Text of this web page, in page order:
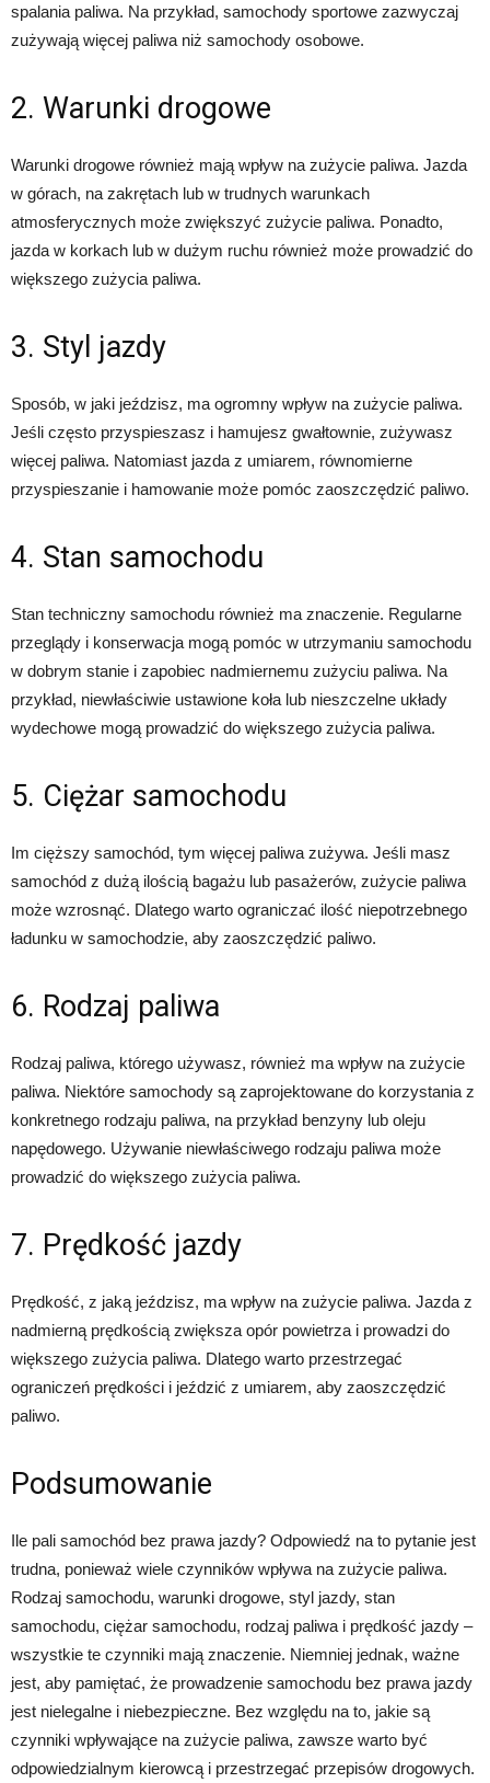
spalania paliwa. Na przykład, samochody sportowe zazwyczaj
zużywają więcej paliwa niż samochody osobowe.
2. Warunki drogowe
Warunki drogowe również mają wpływ na zużycie paliwa. Jazda
w górach, na zakrętach lub w trudnych warunkach
atmosferycznych może zwiększyć zużycie paliwa. Ponadto,
jazda w korkach lub w dużym ruchu również może prowadzić do
większego zużycia paliwa.
3. Styl jazdy
Sposób, w jaki jeździsz, ma ogromny wpływ na zużycie paliwa.
Jeśli często przyspieszasz i hamujesz gwałtownie, zużywasz
więcej paliwa. Natomiast jazda z umiarem, równomierne
przyspieszanie i hamowanie może pomóc zaoszczędzić paliwo.
4. Stan samochodu
Stan techniczny samochodu również ma znaczenie. Regularne
przeglądy i konserwacja mogą pomóc w utrzymaniu samochodu
w dobrym stanie i zapobiec nadmiernemu zużyciu paliwa. Na
przykład, niewłaściwie ustawione koła lub nieszczelne układy
wydechowe mogą prowadzić do większego zużycia paliwa.
5. Ciężar samochodu
Im cięższy samochód, tym więcej paliwa zużywa. Jeśli masz
samochód z dużą ilością bagażu lub pasażerów, zużycie paliwa
może wzrosnąć. Dlatego warto ograniczać ilość niepotrzebnego
ładunku w samochodzie, aby zaoszczędzić paliwo.
6. Rodzaj paliwa
Rodzaj paliwa, którego używasz, również ma wpływ na zużycie
paliwa. Niektóre samochody są zaprojektowane do korzystania z
konkretnego rodzaju paliwa, na przykład benzyny lub oleju
napędowego. Używanie niewłaściwego rodzaju paliwa może
prowadzić do większego zużycia paliwa.
7. Prędkość jazdy
Prędkość, z jaką jeździsz, ma wpływ na zużycie paliwa. Jazda z
nadmierną prędkością zwiększa opór powietrza i prowadzi do
większego zużycia paliwa. Dlatego warto przestrzegać
ograniczeń prędkości i jeździć z umiarem, aby zaoszczędzić
paliwo.
Podsumowanie
Ile pali samochód bez prawa jazdy? Odpowiedź na to pytanie jest
trudna, ponieważ wiele czynników wpływa na zużycie paliwa.
Rodzaj samochodu, warunki drogowe, styl jazdy, stan
samochodu, ciężar samochodu, rodzaj paliwa i prędkość jazdy –
wszystkie te czynniki mają znaczenie. Niemniej jednak, ważne
jest, aby pamiętać, że prowadzenie samochodu bez prawa jazdy
jest nielegalne i niebezpieczne. Bez względu na to, jakie są
czynniki wpływające na zużycie paliwa, zawsze warto być
odpowiedzialnym kierowcą i przestrzegać przepisów drogowych.